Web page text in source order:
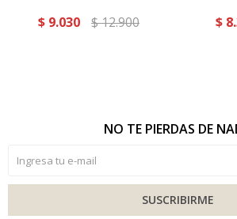
$ 9.030 $12.900 $
NO TE PIERDAS DE
SUSCRIBIRME